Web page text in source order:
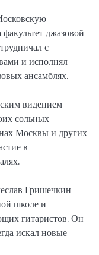
джазовой
с
и исполнял
ансамблях.
видением
сольных
Москвы и других
в
Гришечкин
школе и
гитаристов. Он
искал новые